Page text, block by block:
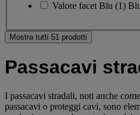
Valore facet Blu (1)
Mostra tutti 51 prodotti
Passacavi
I passacavi stradali, noti anche
passacavi o proteggi cavi, sono